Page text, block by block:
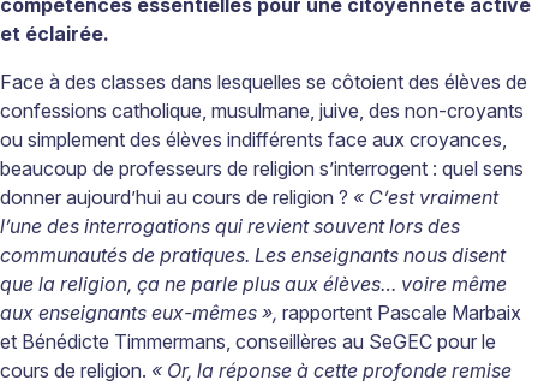
et éclairée.
Face à des classes dans lesquelles se côtoient des élèves de
confessions catholique, musulmane, juive, des non-croyants
ou simplement des élèves indifférents face aux croyances,
beaucoup de professeurs de religion s’interrogent : quel sens
donner aujourd’hui au cours de religion ? « C’est vraiment
l’une des interrogations qui revient souvent lors des
communautés de pratiques. Les enseignants nous disent
que la religion, ça ne parle plus aux élèves… voire même
aux enseignants eux-mêmes », rapportent Pascale Marbaix
et Bénédicte Timmermans, conseillères au SeGEC pour le
cours de religion. « Or, la réponse à cette profonde remise